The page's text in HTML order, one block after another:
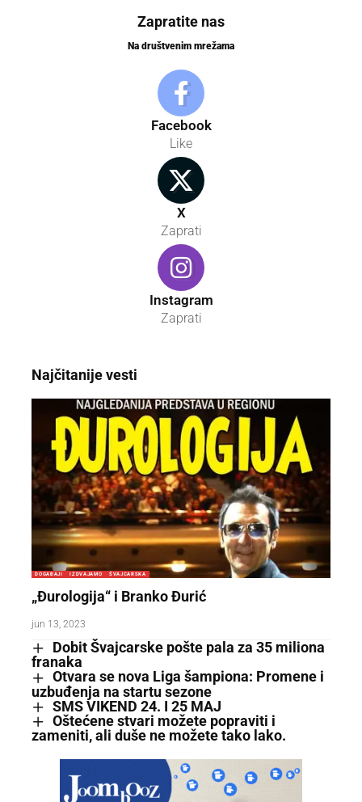
Zapratite nas
Na društvenim mrežama
Facebook
Like
X
Zaprati
Instagram
Zaprati
Najčitanije vesti
DOGAĐAJI IZDVAJAMO ŠVAJCARSKA
„Đurologija“ i Branko Đurić
jun 13, 2023
Dobit Švajcarske pošte pala za 35 miliona
franaka
Otvara se nova Liga šampiona: Promene i
uzbuđenja na startu sezone
SMS VIKEND 24. I 25 MAJ
Oštećene stvari možete popraviti i
zameniti, ali duše ne možete tako lako.